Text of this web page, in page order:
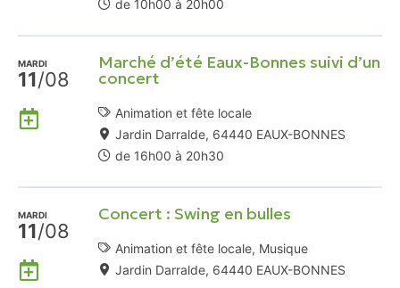
de 10h00 à 20h00
Agenda
Google
MARDI
11/08
Marché d’été Eaux-Bonnes suivi d’un
concert
Animation et fête locale
Jardin Darralde, 64440 EAUX-BONNES
de 16h00 à 20h30
Ajouter
Agenda
Google
MARDI
11/08
Concert : Swing en bulles
Animation et fête locale, Musique
Jardin Darralde, 64440 EAUX-BONNES
Ajouter